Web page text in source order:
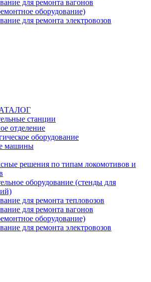
для ремонта вагонов
оборудование)
для ремонта электровозов
станции
отделение
оборудование
машины
решения по типам локомотивов и
оборудование (стенды для
для ремонта тепловозов
для ремонта вагонов
оборудование)
для ремонта электровозов